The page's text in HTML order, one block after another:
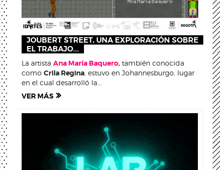
JOUBERT STREET, UNA EXPLORACIÓN SOBRE
EL TRABAJO...
La artista Ana María Baquero,también conocida
como Crila Regina, estuvo en Johannesburgo, lugar
en el cual desarrolló la...
VER MÁS